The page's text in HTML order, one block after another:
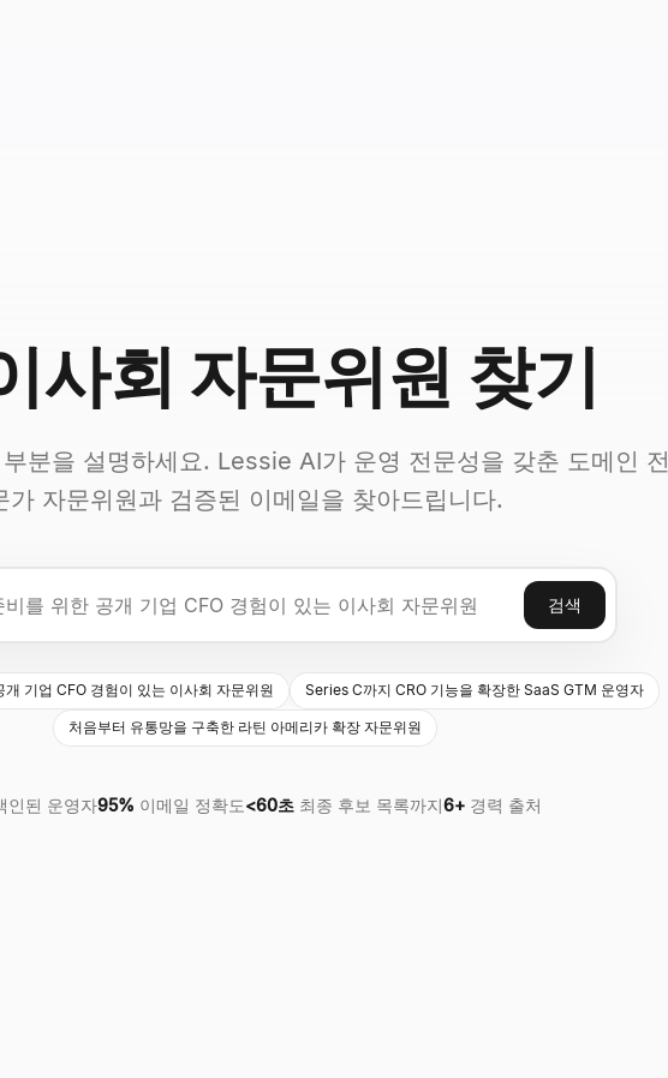
사회 자문위원 찾기
분을 설명하세요. Lessie AI가 운영 전문성을 갖춘 도메인 전
가 자문위원과 검증된 이메일을 찾아드립니다.
검색
개 기업 CFO 경험이 있는 이사회 자문위원 Series C까지 CRO 기능을 확장한 SaaS GTM 운영자
처음부터 유통망을 구축한 라틴 아메리카 확장 자문위원
인된 운영자95% 이메일 정확도<60초 최종 후보 목록까지6+ 경력 출처